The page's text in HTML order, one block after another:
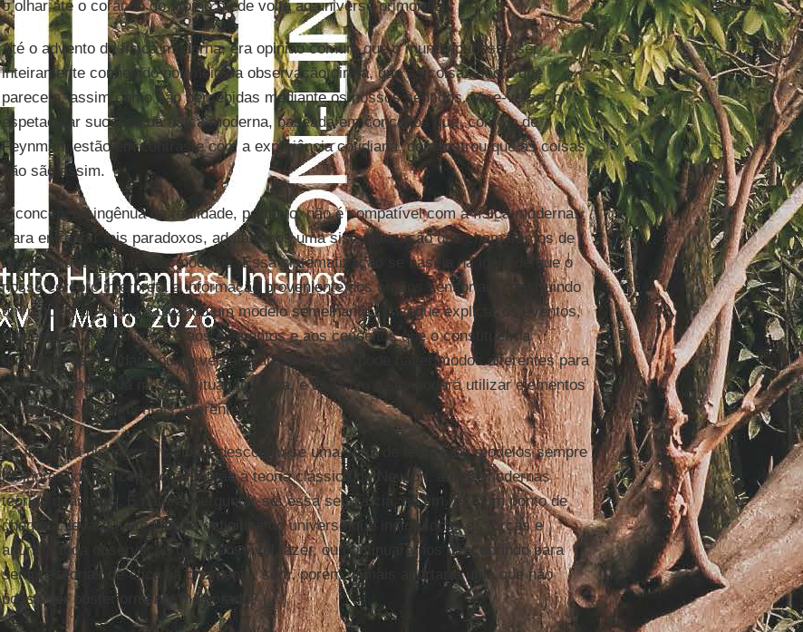
o olhar até o coração do átomo ou de volta ao universo primordial.
Até o advento da física moderna, era opinião comum que o mundo pudesse ser
inteiramente conhecido por meio da observação direta, que as coisas são o que
parecem, assim como são percebidas mediante os nossos sentidos. Vice-versa, o
espetacular sucesso da física moderna, baseada em conceitos que, como o de
Feynman, estão em contraste com a experiência cotidiana, demonstrou que as coisas
não são assim.
A concepção ingênua da realidade, portanto, não é compatível com a física moderna.
Para enfrentar tais paradoxos, adotaremos uma sistematização que chamaremos de
realismo dependente dos modelos. Essa sistematização se baseia na ideia de que o
nosso cérebro interpreta a informação proveniente dos órgãos sensoriais construindo
um modelo do mundo. Quando um modelo semelhante consegue explicar os eventos,
tendemos a atribuir a ele e aos elementos e aos conceitos que o constituem a
qualidade da realidade ou da verdade absoluta. Mas pode haver modos diferentes para
criar um modelo da mesma situação física, e cada um deles poderá utilizar elementos
e conceitos fundamentais diferentes. (...)
Ao longo da história da ciência, descobriu-se uma série de teorias ou modelos sempre
melhores, da concepção de Platão à teoria clássica de Newton, até as modernas
teorias quânticas. É natural perguntar-se: essa sequência, no fim, terá um ponto de
chegada, levará a uma teoria definitiva do universo que inclua todas as forças e
anuncie toda observação que é possível fazer, ou continuaremos descobrindo para
sempre teorias de eficácia crescente, sem, porém, jamais aportar a uma que não
possa ser posteriormente melhorada? (...)